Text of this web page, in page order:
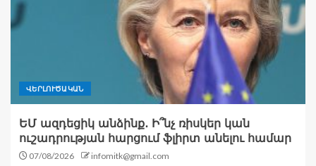
ՎԵՐԼՈՒԾԱԿԱՆ
ԵՄ ազդեցիկ անձինք․ Ի՞նչ ռիսկեր կան
ուշադրության հարցում ֆլիրտ անելու համար
07/08/2026 infomitk@gmail.com